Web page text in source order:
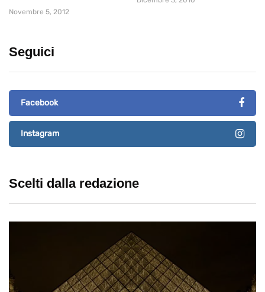
Novembre 5, 2012
Seguici
Facebook
Instagram
Scelti dalla redazione